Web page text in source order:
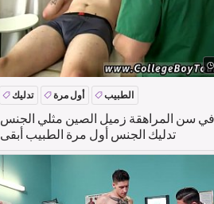
في سن المراهقة زميل الصين مثلي الجنس
تدليك الجنس أول مرة الطبيب أبقى
تدليك أول مرة الطبيب